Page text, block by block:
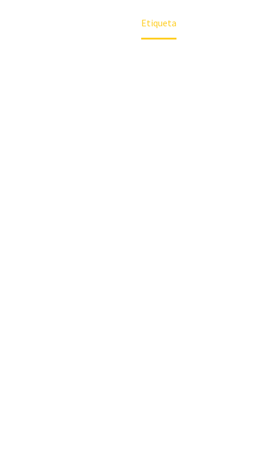
Etiqueta